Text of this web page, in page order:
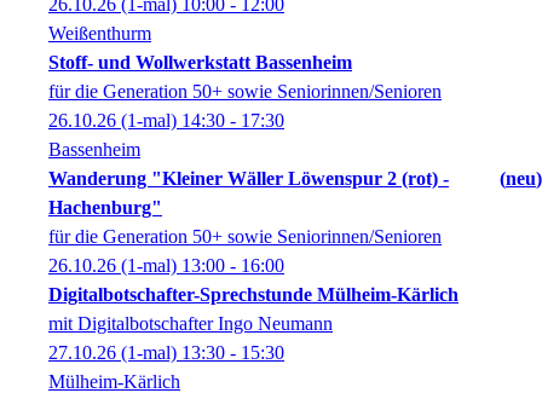
26.10.26 (1-mal) 10:00 - 12:00
Weißenthurm
Stoff- und Wollwerkstatt Bassenheim
für die Generation 50+ sowie Seniorinnen/Senioren
26.10.26 (1-mal) 14:30 - 17:30
Bassenheim
Wanderung "Kleiner Wäller Löwenspur 2 (rot) -
Hachenburg"
neu
für die Generation 50+ sowie Seniorinnen/Senioren
26.10.26 (1-mal) 13:00 - 16:00
Digitalbotschafter-Sprechstunde Mülheim-Kärlich
mit Digitalbotschafter Ingo Neumann
27.10.26 (1-mal) 13:30 - 15:30
Mülheim-Kärlich